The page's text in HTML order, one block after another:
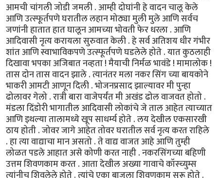
आमची चांगली जोडी जमली . आम्ही दोघांनी हे वादन चालू केले
आणि उत्स्फूर्तपणे घरातील लहान मोठ्या मुली मुले आणि सर्वच
जणांनी हातात हात घालून आमच्या भोवती फेर धरला . आणि
आदिवासी नृत्य करायला सुरुवात केली . हे सर्व अतिशय धीर गंभीर
शांत आणि स्वाभाविकपणे उत्स्फूर्तपणे घडलेले होते . यात कुठलाही
दिखावा भपका अजिबात नव्हता ! मैयाची निर्मळ भावंडे ! मामालोक !
तास दोन तास वादन झाले . त्यानंतर मला नकर सिंग च्या बायकोने
भाकरी आमटी आणून दिली . भोजनप्रसाद झाल्यावर मी पुन्हा
ढोलावर गेलो . रात्री बारा वाजेपर्यंत मी अखंड ढोल वाजवत होतो .
मंडला दिंडोरी भागातील आदिवासी लोकांचे जे ताल आहेत त्याच्यात
आणि इथल्या तालामध्ये खूप साधर्म्य होते . लय देखील एकसारखी
ठाय होती . जोवर जागे आहेत तोवर घरातील सर्व नृत्य करत राहिले
. हा त्या वाद्याचा मान असतो . ते वाद्य वाजत आहे आणि तुम्ही
लोळत पडले आहात असे कोणी करत नाही . नकरसिंगच्या बहिणी
उत्तम शिवणकाम करत . आता देखील अख्या गावाचे कॉस्च्युम्स